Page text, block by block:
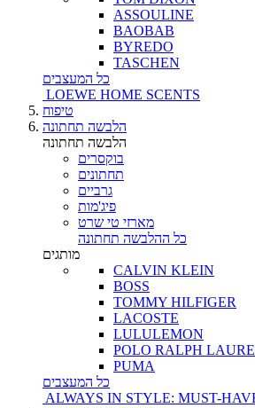
ASSOULINE
BAOBAB
BYREDO
TASCHEN
כל המעצבים
LOEWE HOME SCENTS
טיפוח
הלבשה תחתונה
הלבשה תחתונה
בוקסרים
תחתונים
גרביים
פיג'מות
מארזי טי שרט
כל ההלבשה תחתונה
מותגים
CALVIN KLEIN
BOSS
TOMMY HILFIGER
LACOSTE
LULULEMON
POLO RALPH
PUMA
כל המעצבים
ALWAYS IN STYLE: MUST-